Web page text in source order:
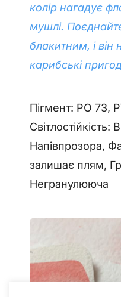
колір нагадує
мушлі.
блакитним, і він
карибські
Пігмент: PO 73,
Світлостійкість:
Напівпрозора,
залишає плям,
Негранулююча